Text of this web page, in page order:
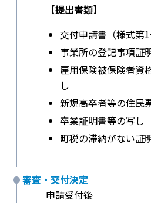
【提出書類】
交付申請書（様式第
事業所の登記事項証
雇用保険被保険者資
し
新規高卒者等の住民
卒業証明書等の写し
町税の滞納がない証
審査・交付決定
申請受付後